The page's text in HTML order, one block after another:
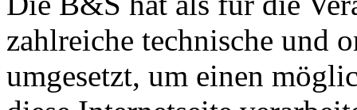
zahlreiche technische und
umgesetzt, um einen